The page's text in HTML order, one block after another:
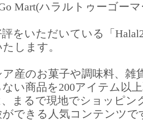
Mart(ハラルトゥーゴー
をいただいている「
します。
産のお菓子や調味料、雑
い商品を200アイテム以
まるで現地でショッピ
ができる人気コンテンツで